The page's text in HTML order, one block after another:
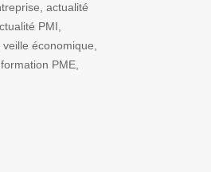
actualité
PMI,
économique,
PME,